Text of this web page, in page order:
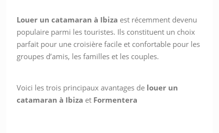
Louer un catamaran à Ibiza est récemment devenu
populaire parmi les touristes. Ils constituent un choix
parfait pour une croisière facile et confortable pour les
groupes d’amis, les familles et les couples.
Voici les trois principaux avantages de louer un
catamaran à Ibiza et Formentera